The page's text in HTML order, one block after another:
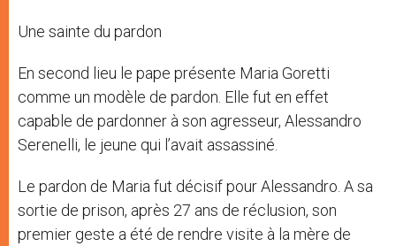
Une sainte du pardon
En second lieu le pape présente Maria Goretti
comme un modèle de pardon. Elle fut en effet
capable de pardonner à son agresseur, Alessandro
Serenelli, le jeune qui l’avait assassiné.
Le pardon de Maria fut décisif pour Alessandro. A sa
sortie de prison, après 27 ans de réclusion, son
premier geste a été de rendre visite à la mère de